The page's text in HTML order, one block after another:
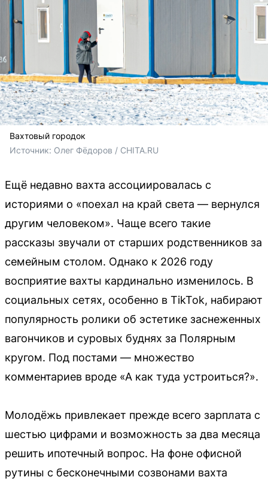
Вахтовый городок
Источник: Олег Фёдоров / CHITA.RU
Ещё недавно вахта ассоциировалась с
историями о «поехал на край света — вернулся
другим человеком». Чаще всего такие
рассказы звучали от старших родственников за
семейным столом. Однако к 2026 году
восприятие вахты кардинально изменилось. В
социальных сетях, особенно в TikTok, набирают
популярность ролики об эстетике заснеженных
вагончиков и суровых буднях за Полярным
кругом. Под постами — множество
комментариев вроде «А как туда устроиться?».
Молодёжь привлекает прежде всего зарплата с
шестью цифрами и возможность за два месяца
решить ипотечный вопрос. На фоне офисной
рутины с бесконечными созвонами вахта